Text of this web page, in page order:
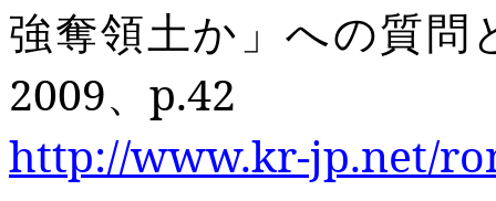
強奪領土か」への質問
2009、p.42
http://www.kr-jp.net/